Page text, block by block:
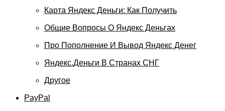
Карта Яндекс Деньги: Как Получить
Общие Вопросы О Яндекс Деньгах
Про Пополнение И Вывод Яндекс Денег
Яндекс.Деньги В Странах СНГ
Другое
PayPal